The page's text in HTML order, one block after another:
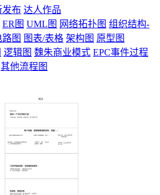
发布 达人作品
ER图 UML图 网络拓扑图 组织结构-
路图 图表/表格 架构图 原型图
逻辑图 魏朱商业模式 EPC事件过程
其他流程图